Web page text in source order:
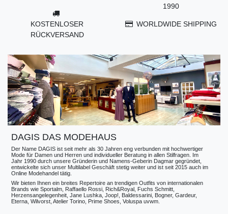
KOSTENLOSER
RÜCKVERSAND
1990
WORLDWIDE SHIPPING
DAGIS DAS MODEHAUS
Der Name DAGIS ist seit mehr als 30 Jahren eng verbunden mit hochwertiger
Mode für Damen und Herren und individueller Beratung in allen Stilfragen. Im
Jahr 1990 durch unsere Gründerin und Namens-Geberin Dagmar gegründet,
entwickelte sich unser Multilabel Geschäft stetig weiter und ist seit 2015 auch im
Online Modehandel tätig.
Wir bieten Ihnen ein breites Repertoire an trendigen Outfits von internationalen
Brands wie Sportalm, Raffaello Rossi, Rich&Royal, Fuchs Schmitt,
Herzensangelegenheit, Jane Lushka, Joop!, Baldessarini, Bogner, Gardeur,
Eterna, Wilvorst, Atelier Torino, Prime Shoes, Voluspa uvwm.